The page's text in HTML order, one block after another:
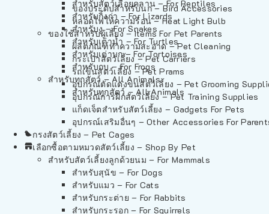
ของประดับสำหรับนก – Bird Accessories
หลอดไฟให้ความร้อน – Heat Light Bulb
ของใช้สำหรับผู้เลี้ยง – Items For Pet Parents
ผลิตภัณฑ์ทำความสะอาด – Pet Cleaning
กระเป๋าสัตว์เลี้ยง – Pet Carriers
รถเข็นสัตว์เลี้ยง – Pet Prams
อุปกรณ์ตัดแต่งขนสัตว์เลี้ยง – Pet Grooming
อุปกรณ์การฝึกสัตว์เลี้ยง – Pet Training Supplies
แก็ดเจ็ตสำหรับสัตว์เลี้ยง – Gadgets For Pets
อุปกรณ์เสริมอื่นๆ – Other Accessories For
กรงสัตว์เลี้ยง – Pet Cages
เลือกซื้อตามหมวดสัตว์เลี้ยง – Shop By Pet
สำหรับสัตว์เลี้ยงลูกด้วยนม – For Mammals
สำหรับสุนัข – For Dogs
สำหรับแมว – For Cats
สำหรับกระต่าย – For Rabbits
สำหรับกระรอก – For Squirrels
สำหรับสัตว์เลื้อยคลาน – For Reptiles
สำหรับกิ้งก่า – For Lizards
สำหรับงู – For Snakes
สำหรับเต่าน้ำ – For Turtles
สำหรับเต่าบก – For Tortoises
สำหรับกบ – For Frogs
สำหรับทุกสัตว์ – All Animals
สำหรับทุกสัตว์ – All Animals